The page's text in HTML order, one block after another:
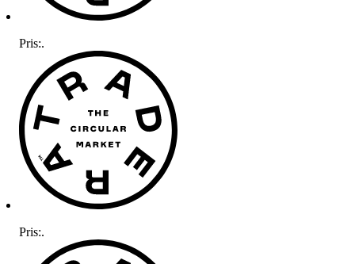
Pris:.
Pris:.